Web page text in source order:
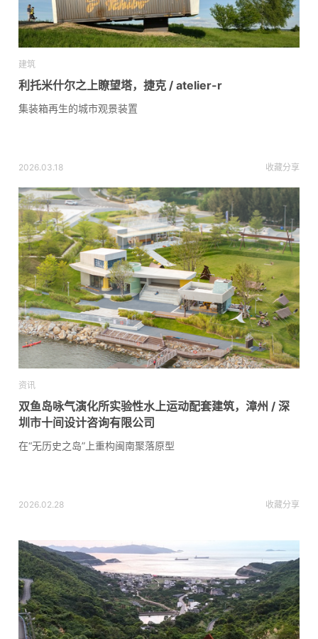
建筑
利托米什尔之上瞭望塔，捷克 / atelier-r
集装箱再生的城市观景装置
2026.03.18 收藏分享
资讯
双鱼岛咏气演化所实验性水上运动配套建筑，漳州 / 深
圳市十间设计咨询有限公司
在“无历史之岛”上重构闽南聚落原型
2026.02.28 收藏分享